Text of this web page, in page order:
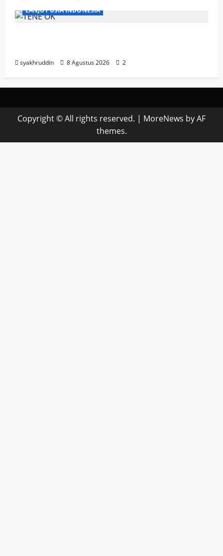
LANJUT USIA INDONESIA
syakhruddin 8 Agustus 2026 2
Copyright © All rights reserved. | MoreNews by AF
themes.